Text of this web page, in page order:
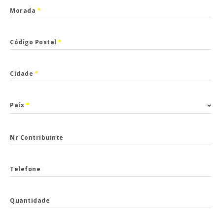
Morada *
Código Postal *
Cidade *
País *
Nr Contribuinte
Telefone
Quantidade